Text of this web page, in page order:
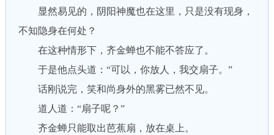
显然易见的，阴阳神魔也在这里，只是没有现身，
不知隐身在何处？
在这种情形下，齐金蝉也不能不答应了。
于是他点头道：“可以，你放人，我交扇子。”
话刚说完，笑和尚身外的黑雾已然不见。
道人道：“扇子呢？”
齐金蝉只能取出芭蕉扇，放在桌上。